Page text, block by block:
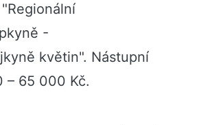
-
květin". Nástupní
– 65 000 Kč.